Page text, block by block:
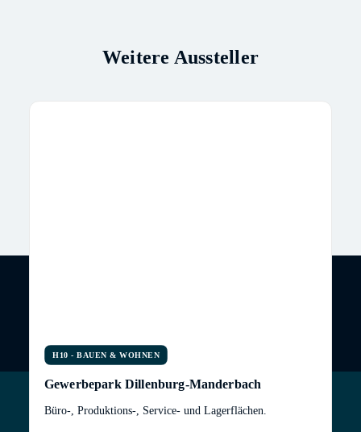
Weitere Aussteller
H10 - BAUEN & WOHNEN
Gewerbepark Dillenburg-Manderbach
Büro-, Produktions-, Service- und Lagerflächen.